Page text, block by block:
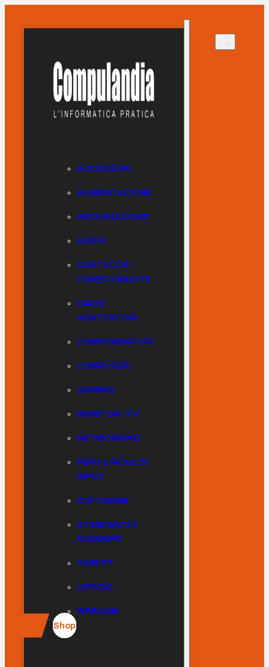
ACCESSORI
ALIMENTAZIONE
ARCHIVIAZIONE
AUDIO
CARTUCCE /
TONER / NASTRI
CAVI E
ADATTATORI
COMPONENTI PC
COMPUTER
GAMING
MONITOR / TV
NETWORKING
PERIFERICHE DI
INPUT
SOFTWARE
STAMPANTI E
SCANNER
TABLET
UFFICIO
WEBCAM
Shop